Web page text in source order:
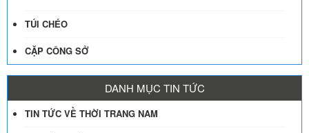
TÚI CHÉO
CẶP CÔNG SỞ
DANH MỤC TIN TỨC
TIN TỨC VỀ THỜI TRANG NAM